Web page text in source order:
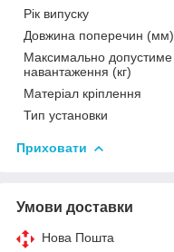
Рік випуску
Довжина поперечин (мм)
Максимально допустиме
навантаження (кг)
Матеріал кріплення
Тип установки
Приховати
Умови доставки
Нова Пошта